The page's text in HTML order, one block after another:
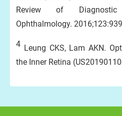
Review of Diagnostic
Ophthalmology.
4 Leung CKS, Lam AKN.
the Inner Retina